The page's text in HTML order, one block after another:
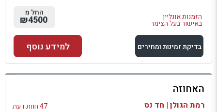
הזמנות אונליין
באישור בעל הצימר
החל מ
₪4500
בדיקת זמינות ומחירים
למתחם זה
בדיקת זמינות ומחירים
למידע נוסף
האחוזה
רמת הגולן | חד נס 47 חוות דעת